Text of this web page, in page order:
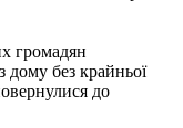
громадян
дому без крайньої
до